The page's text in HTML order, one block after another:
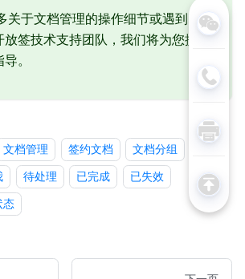
关于文档管理的操作细节或遇到问
签技术支持团队，我们将为您提供
。
文档管理 签约文档
文档分组
待处理 已完成
已失效
态